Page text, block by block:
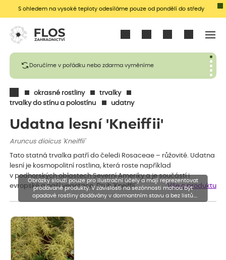
S ohledem na vysoké teploty odesíláme pouze od pondělí do středy
Doručíme v pořádku nebo zdarma vyměníme
okrasné rostliny
trvalky
trvalky do stínu a polostínu
udatny
Udatna lesní 'Kneiffii'
Aruncus dioicus 'Kneiffii'
Tato statná trvalka patří do čeledi Rosaceae – růžovité. Udatna
lesní je kosmopolitní rostlina, která roste například
v podhorských oblastech Severní Ameriky a je součástí i
evropské a naší vegetace. Druh 'Kneiffii'…
Vše o produktu
Obrázky slouží pouze pro ilustrační účely a mají reprezentovat
prodávané produkty. V závislosti na sezónnosti mohou být
opadavé rostliny dodávány v dormantním stavu a bez listů.
Rostliny mohou být také sestřiženy níže, než je uvedená výška,